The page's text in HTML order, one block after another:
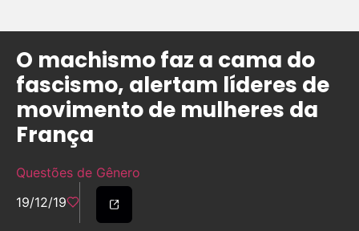
O machismo faz a cama do
fascismo, alertam líderes de
movimento de mulheres da
França
Questões de Gênero
19/12/19